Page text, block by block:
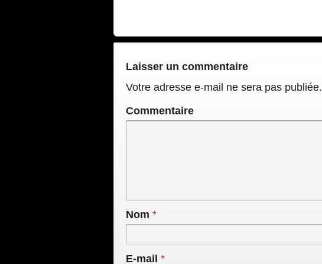
Laisser un commentaire
Votre adresse e-mail ne sera pas publiée.
Commentaire
Nom *
E-mail *